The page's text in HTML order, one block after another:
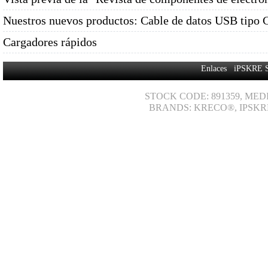
Nuestros nuevos productos: Cable de datos USB tipo
Cargadores rápidos
EnlacesiPSKRE
STOCK CODE: 891359,
BRANDS: KRECO®,